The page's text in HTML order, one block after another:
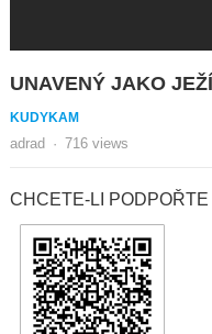
UNAVENÝ JAKO
KUDYKAM
adrad · 716views
CHCETE-LI PODPOŘTE